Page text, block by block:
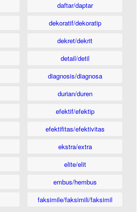
daftar/daptar
dekoratif/dekoratip
dekret/dekrit
detail/detil
diagnosis/diagnosa
durian/duren
efektif/efektip
efektifitas/efektivitas
ekstra/extra
elite/elit
embus/hembus
faksimile/faksimili/faksimil